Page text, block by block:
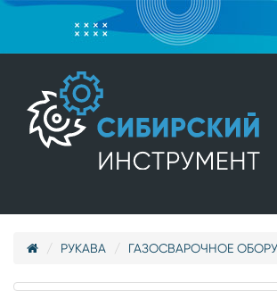
РУКАВА ГАЗОСВАРОЧНОЕ